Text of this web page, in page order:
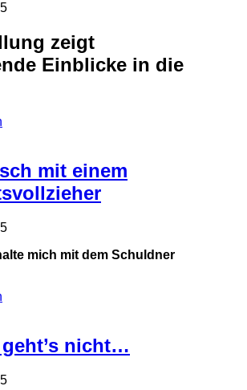
zeigt
Einblicke in die
mit einem
mich mit dem Schuldner
nicht…